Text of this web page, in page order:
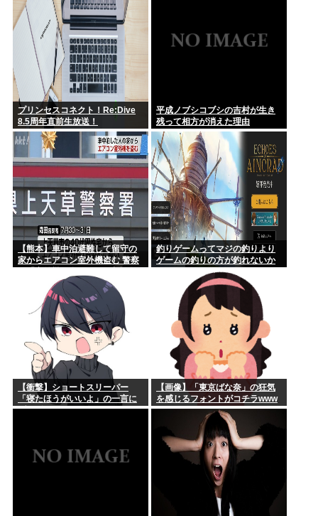
プリンセスコネクト！Re:Dive
8.5周年直前生放送！
平成ノブシコブシの吉村が生き
残って相方が消えた理由
【熊本】車中泊避難して留守の
家からエアコン室外機盗む 警察
釣りゲームってマジの釣りより
ゲームの釣りの方が釣れないか
ら面白くないんだよな
【衝撃】ショートスリーパー
「寝たほうがいいよ」の一言に
ブチギレwww(※動画あり)
【画像】「東京ばな奈」の狂気
を感じるフォントがコチラwww